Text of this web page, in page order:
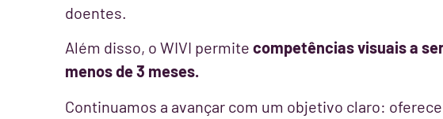
doentes.
Além disso, o WIVI permite competências visuais a
menos de 3 meses.
Continuamos a avançar com um objetivo claro: